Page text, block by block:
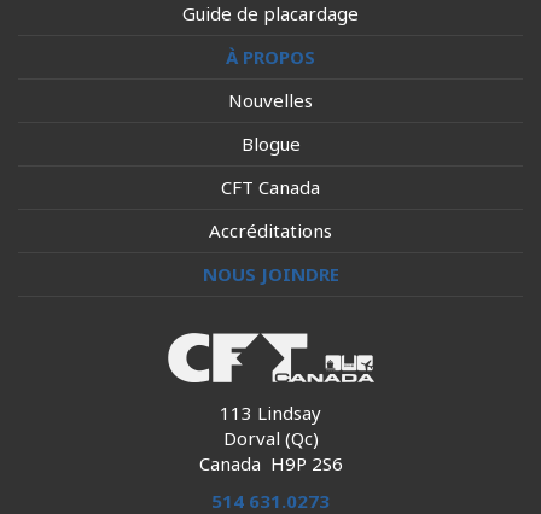
Guide de placardage
À PROPOS
Nouvelles
Blogue
CFT Canada
Accréditations
NOUS JOINDRE
113 Lindsay
Dorval (Qc)
Canada H9P 2S6
514 631.0273